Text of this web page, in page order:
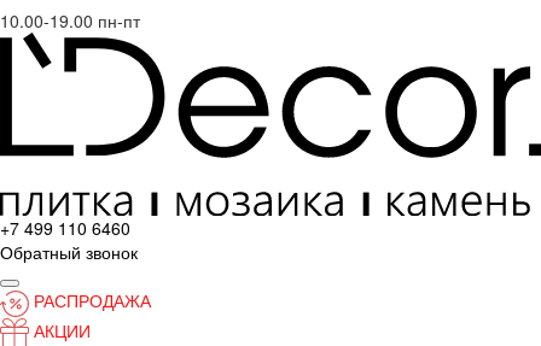
10.00-19.00 пн-пт
+7 499 110 6460
Обратный звонок
РАСПРОДАЖА
АКЦИИ